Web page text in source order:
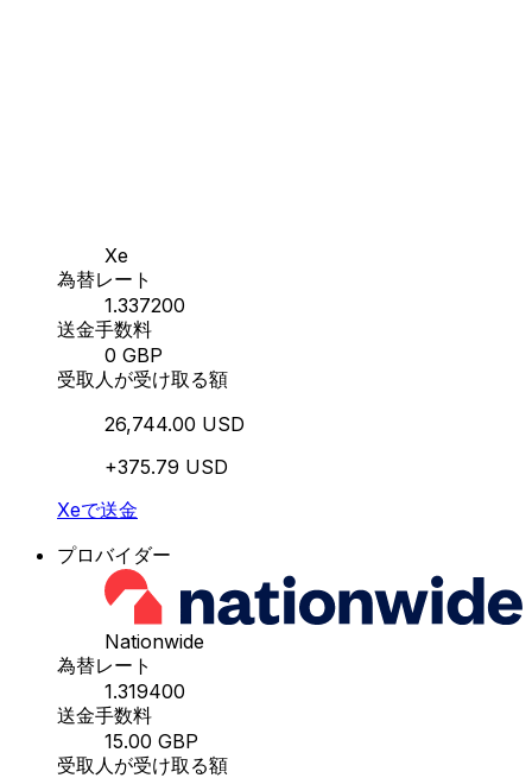
Xe
為替レート
1.337200
送金手数料
0 GBP
受取人が受け取る額
26,744.00 USD
+375.79 USD
Xeで送金
プロバイダー
Nationwide
為替レート
1.319400
送金手数料
15.00 GBP
受取人が受け取る額